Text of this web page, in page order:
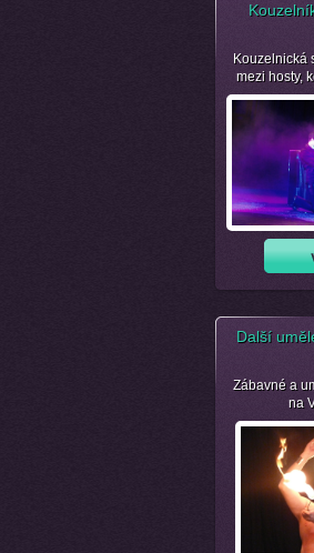
Kouzelnická
mezi hosty,
Další
Zábavné a
na